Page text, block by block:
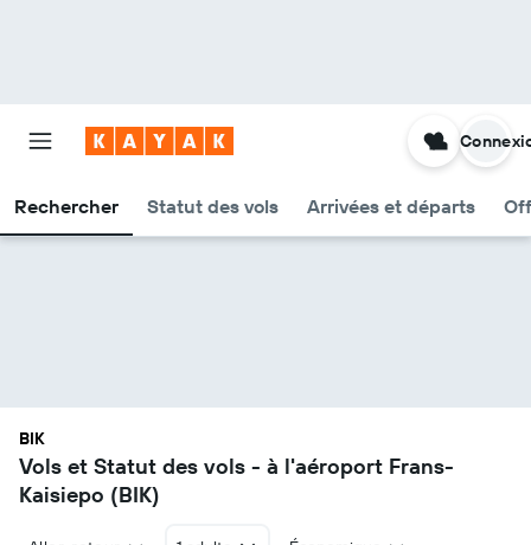
Rechercher Statut des vols Arrivées et départs
BIK
Vols et Statut des vols - à l'aéroport Frans-
Kaisiepo (BIK)